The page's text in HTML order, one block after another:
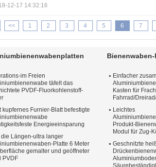
12-17 14:32:16
<< 1 2 3 4 5 6 7
im Freien
täfelt das
PVDF-Fluorkohlenstoff-
kupfernes Furnier-Blatt befestigte
Energieeinsparung
die Längen-ultra langer
Platte 6 Meter
gemalter und geöffneter
PVDF
Einfacher
Kasten für
Fahrrad/
Leichtes
Produkt-
Modul für Zug-
Geschnitzte